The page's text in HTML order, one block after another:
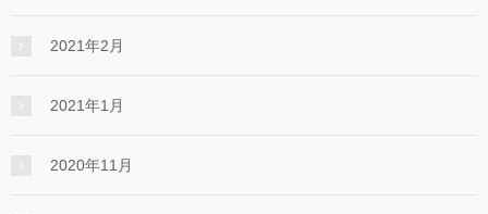
2021年2月
2021年1月
2020年11月